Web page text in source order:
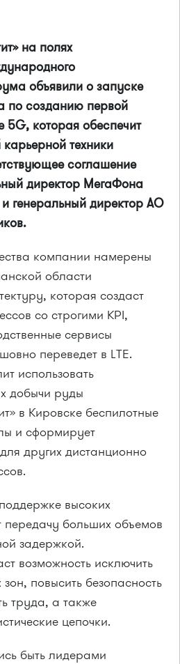
на полях
объявили о запуске
по созданию первой
5G, которая обеспечит
техники
соглашение
директор МегаФона
генеральный директор АО
компании намерены
области
которая создаст
со строгими KPI,
сервисы
переведет в LTE.
использовать
добычи руды
в Кировске беспилотные
и сформирует
других дистанционно
высоких
передачу больших объемов
задержкой.
возможность исключить
повысить безопасность
труда, а также
цепочки.
быть лидерами